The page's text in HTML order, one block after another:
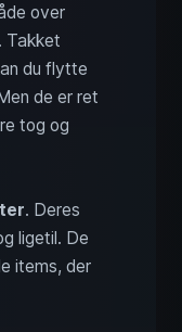
over
Takket
du flytte
de er ret
tog og
. Deres
ligetil. De
items, der